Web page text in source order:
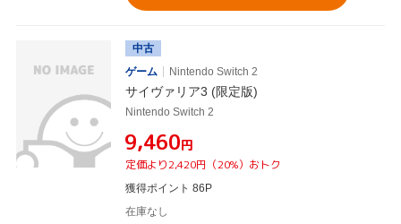
中古
ゲーム
Nintendo Switch 2
サイヴァリア3 (限定版)
Nintendo Switch 2
¥9,460円
定価より2,420円（20%）おトク
獲得ポイント 86P
在庫なし